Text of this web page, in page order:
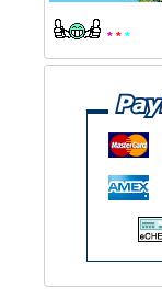
* * *